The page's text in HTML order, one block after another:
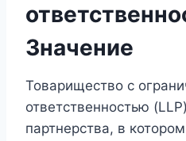
Значение
Товарищество с
ответственностью
партнерства, в